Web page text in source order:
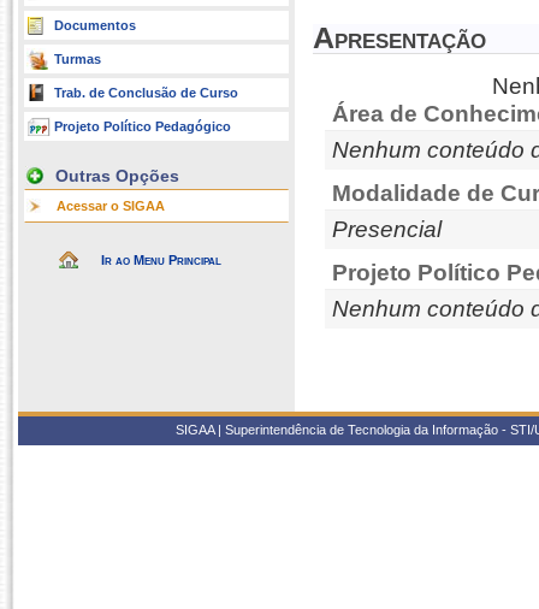
Documentos
Turmas
Trab. de Conclusão de Curso
Projeto Político Pedagógico
Outras Opções
Acessar o SIGAA
Ir ao Menu Principal
Apresentação
Área de
Nenhum conteúdo
Modalidade de
Presencial
Projeto Político
Nenhum conteúdo
SIGAA | Superintendência de Tecnologia da Informação -